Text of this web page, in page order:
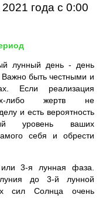
года с 0:00
лунный день - день
Важно быть честными и
Если реализация
либо жертв не
и есть вероятность
уровень ваших
себя и обрести
3-я лунная фаза.
до 3-й лунной
сил Солнца очень